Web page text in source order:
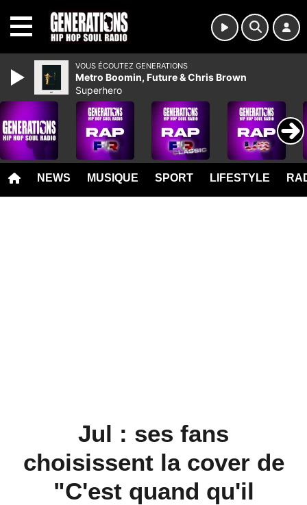
NEWS MUSIQUE SPORT LIFESTYLE
Jul : ses fans
choisissent la cover de
"C'est quand qu'il
VOUS ÉCOUTEZ GENERATIONS
Metro Boomin, Future & Chris Brown
Superhero